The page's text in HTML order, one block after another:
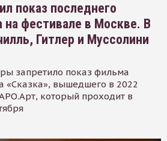
показ последнего
на фестивале в Москве. В
Гитлер и Муссолини
запретило показ фильма
«Сказка», вышедшего в 2022
который проходит в